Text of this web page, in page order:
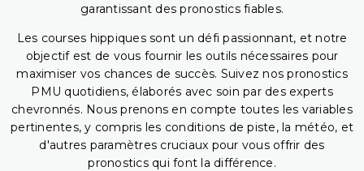
garantissant des pronostics fiables.
Les courses hippiques sont un défi passionnant, et notre
objectif est de vous fournir les outils nécessaires pour
maximiser vos chances de succès. Suivez nos pronostics
PMU quotidiens, élaborés avec soin par des experts
chevronnés. Nous prenons en compte toutes les variables
pertinentes, y compris les conditions de piste, la météo, et
d'autres paramètres cruciaux pour vous offrir des
pronostics qui font la différence.